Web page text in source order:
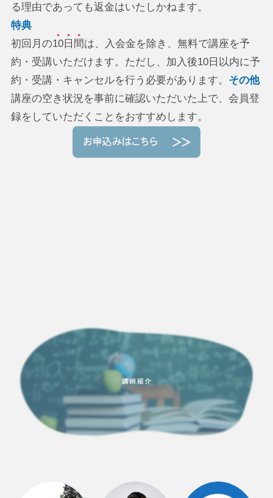
る理由であっても返金はいたしかねます。
特典
初回月の10日間は、入会金を除き、無料で講座を予
約・受講いただけます。ただし、加入後10日以内に予
約・受講・キャンセルを行う必要があります。 その他
講座の空き状況を事前に確認いただいた上で、会員登
録をしていただくことをおすすめします。